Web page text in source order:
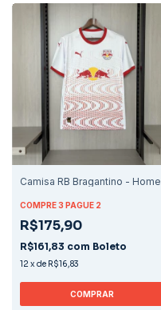
Camisa RB Bragantino - Home
COMPRE 3 PAGUE 2
R$175,90
R$161,83 com Boleto
12 x de R$16,83
COMPRAR